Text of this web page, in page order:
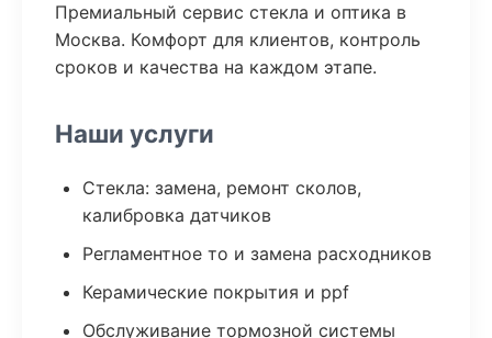
Премиальный сервис стекла и оптика в
Москва. Комфорт для клиентов, контроль
сроков и качества на каждом этапе.
Наши услуги
Стекла: замена, ремонт сколов,
калибровка датчиков
Регламентное то и замена расходников
Керамические покрытия и ppf
Обслуживание тормозной системы